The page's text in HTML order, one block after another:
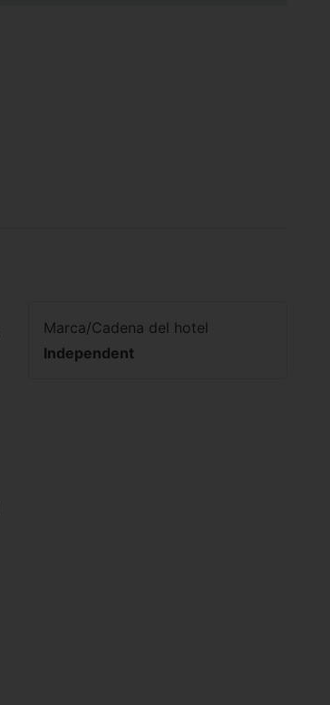
Marca/Cadena del hotel
Independent